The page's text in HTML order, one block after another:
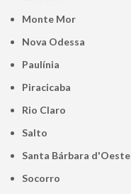
Monte Mor
Nova Odessa
Paulínia
Piracicaba
Rio Claro
Salto
Santa Bárbara d'Oeste
Socorro